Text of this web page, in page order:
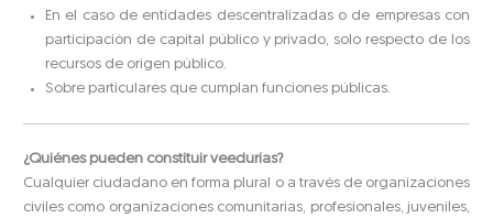
En el caso de entidades descentralizadas o de empresas con
participación de capital público y privado, solo respecto de los
recursos de origen público.
Sobre particulares que cumplan funciones públicas.
¿Quiénes pueden constituir veedurías?
Cualquier ciudadano en forma plural o a través de organizaciones
civiles como organizaciones comunitarias, profesionales, juveniles,